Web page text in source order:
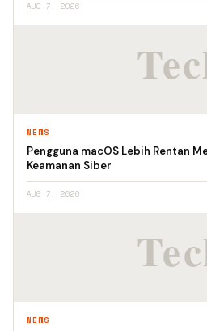
AUG 7, 2026
NEWS
Pengguna macOS Lebih Rentan
Keamanan Siber
AUG 7, 2026
NEWS